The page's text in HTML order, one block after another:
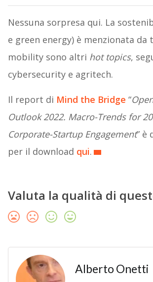
Nessuna sorpresa qui. La
e green energy) è menzionata da
mobility sono altri hot topics,
cybersecurity e agritech.
Il report di Mind the Bridge “
Outlook 2022. Macro-Trends for
Corporate-Startup Engagement” è
per il download qui.
Valuta la qualità di
Alberto Onetti